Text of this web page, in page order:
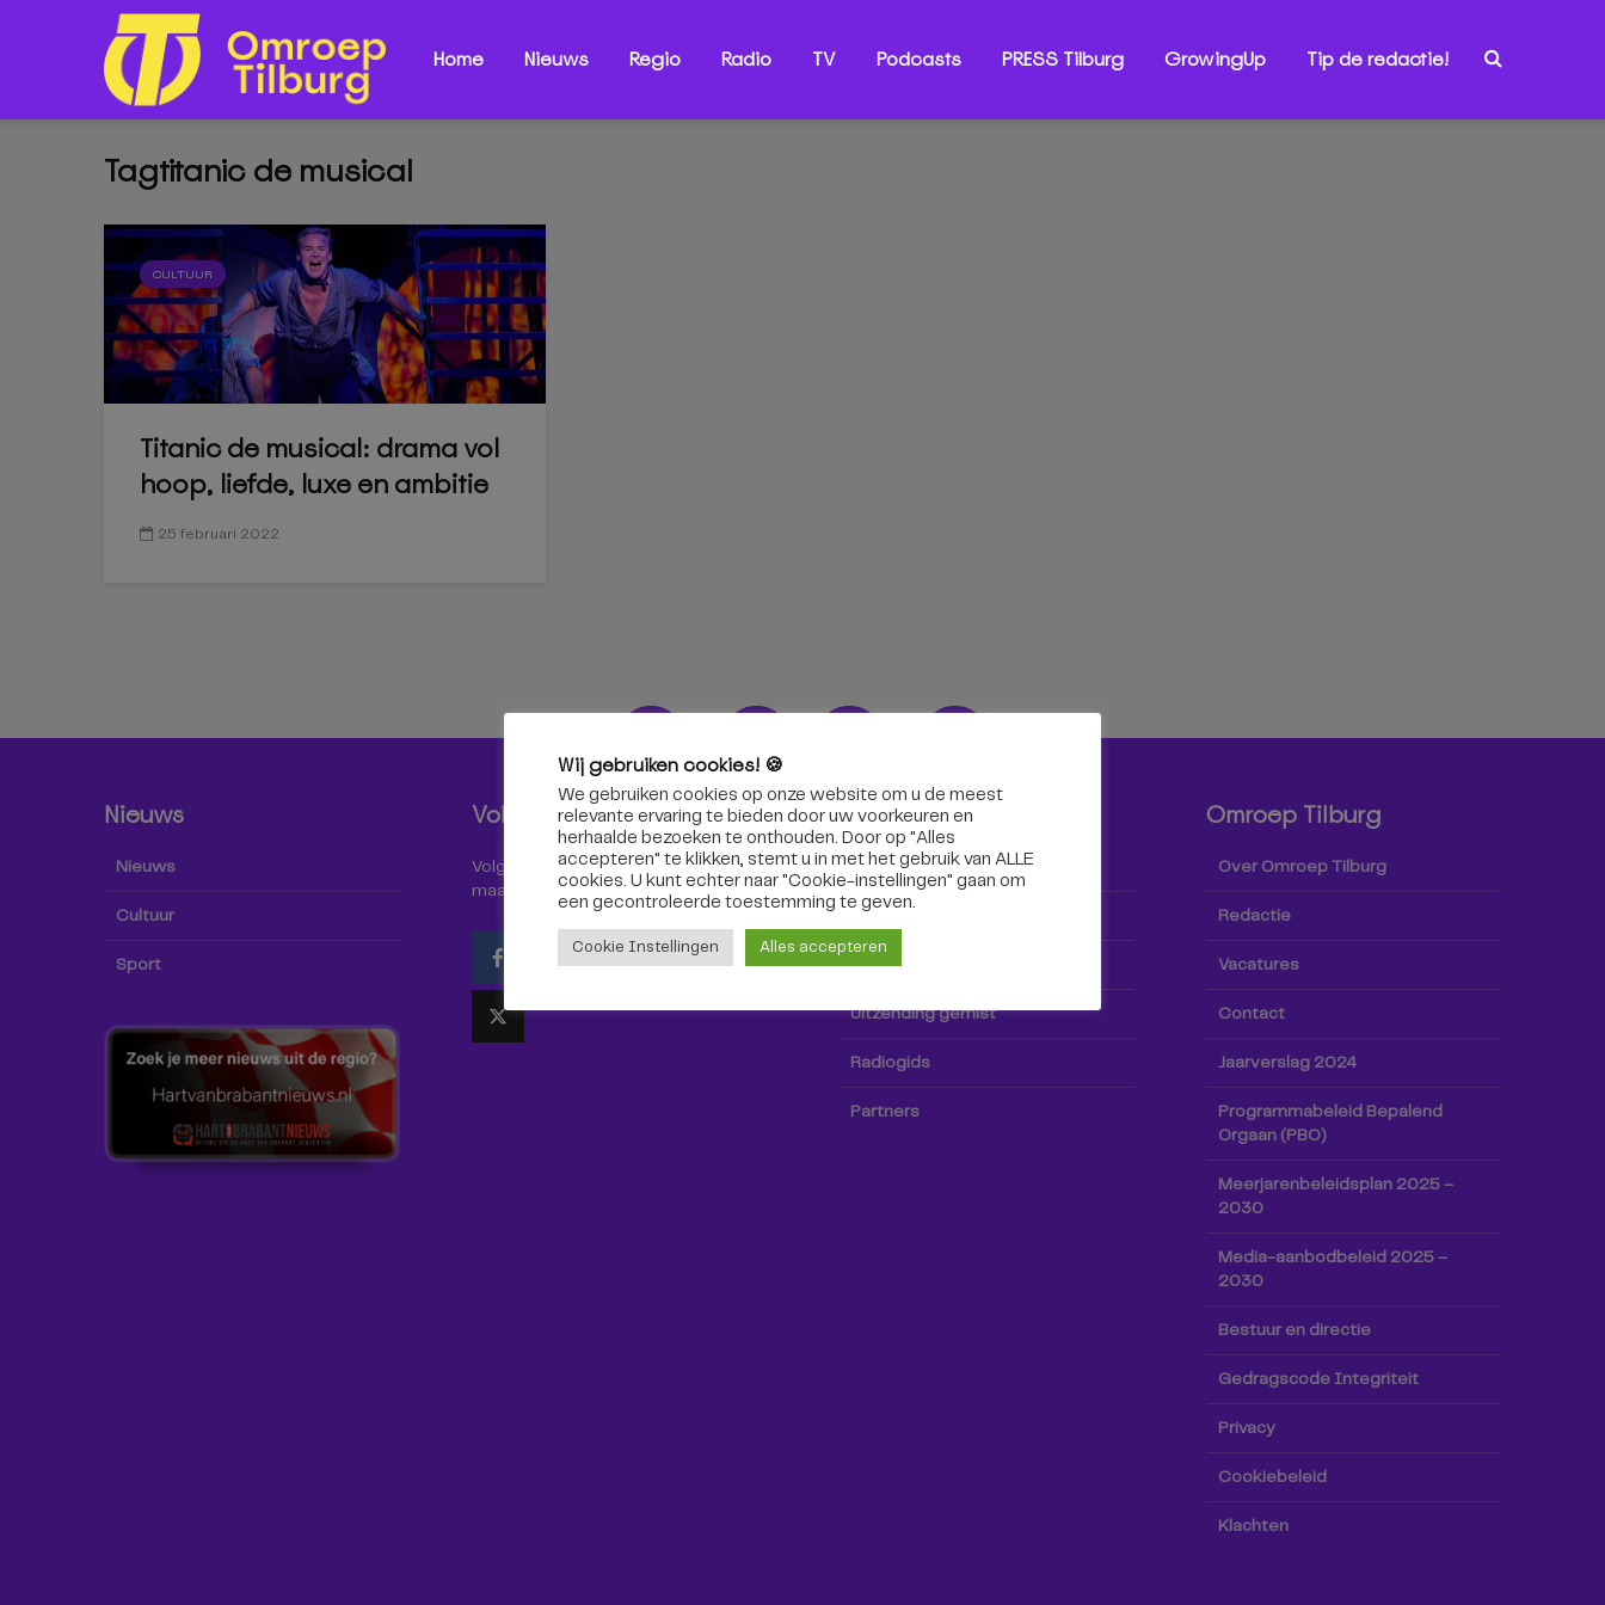
Home Nieuws Regio Radio TV Podcasts PRESS Tilburg GrowingUp Tip de redactie!
Tagtitanic de musical
CULTUUR
Titanic de musical: drama vol
hoop, liefde, luxe en ambitie
25 februari 2022
Nieuws
Nieuws
Cultuur
Sport
Volg ons!
Volg Omroep Tilburg niet alleen hier,
maar ook via social media!
Radio & TV
Kijk tv
Radio
TV-gids
Uitzending gemist
Radiogids
Partners
Omroep Tilburg
Over Omroep Tilburg
Redactie
Vacatures
Contact
Jaarverslag 2024
Programmabeleid Bepalend
Orgaan (PBO)
Meerjarenbeleidsplan 2025 –
2030
Media-aanbodbeleid 2025 –
2030
Bestuur en directie
Gedragscode Integriteit
Privacy
Cookiebeleid
Klachten
Wij gebruiken cookies! 🍪
We gebruiken cookies op onze website om u de meest
relevante ervaring te bieden door uw voorkeuren en
herhaalde bezoeken te onthouden. Door op "Alles
accepteren" te klikken, stemt u in met het gebruik van ALLE
cookies. U kunt echter naar "Cookie-instellingen" gaan om
een ​​gecontroleerde toestemming te geven.
Cookie Instellingen Alles accepteren